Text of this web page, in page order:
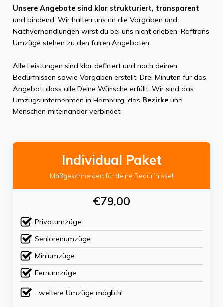
Unsere Angebote sind klar strukturiert, transparent
und bindend. Wir halten uns an die Vorgaben und
Nachverhandlungen wirst du bei uns nicht erleben. Raftrans
Umzüge stehen zu den fairen Angeboten.
Alle Leistungen sind klar definiert und nach deinen
Bedürfnissen sowie Vorgaben erstellt. Drei Minuten für das,
Angebot, dass alle Deine Wünsche erfüllt. Wir sind das
Umzugsunternehmen in Hamburg, das Bezirke und
Menschen miteinander verbindet.
Individual Paket
Maßgeschneidert für deine Bedürfnisse!
€79,00
Privatumzüge
Seniorenumzüge
Miniumzüge
Fernumzüge
...weitere Umzüge möglich!